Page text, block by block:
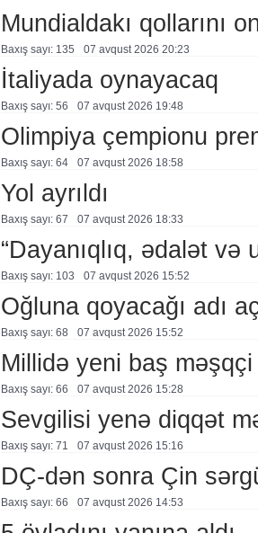
Mundialdakı qollarını
Baxış sayı: 135 07 avqust 2026 20:23
İtaliyada oynayacaq
Baxış sayı: 56 07 avqust 2026 19:48
Olimpiya çempionu
Baxış sayı: 64 07 avqust 2026 18:58
Yol ayrıldı
Baxış sayı: 67 07 avqust 2026 18:33
“Dayanıqlıq, ədalət
Baxış sayı: 103 07 avqust 2026 15:52
Oğluna qoyacağı adı
Baxış sayı: 68 07 avqust 2026 15:52
Millidə yeni baş məşqçi
Baxış sayı: 66 07 avqust 2026 15:28
Sevgilisi yenə diqqət
Baxış sayı: 71 07 avqust 2026 15:16
DÇ-dən sonra Çin
Baxış sayı: 66 07 avqust 2026 14:53